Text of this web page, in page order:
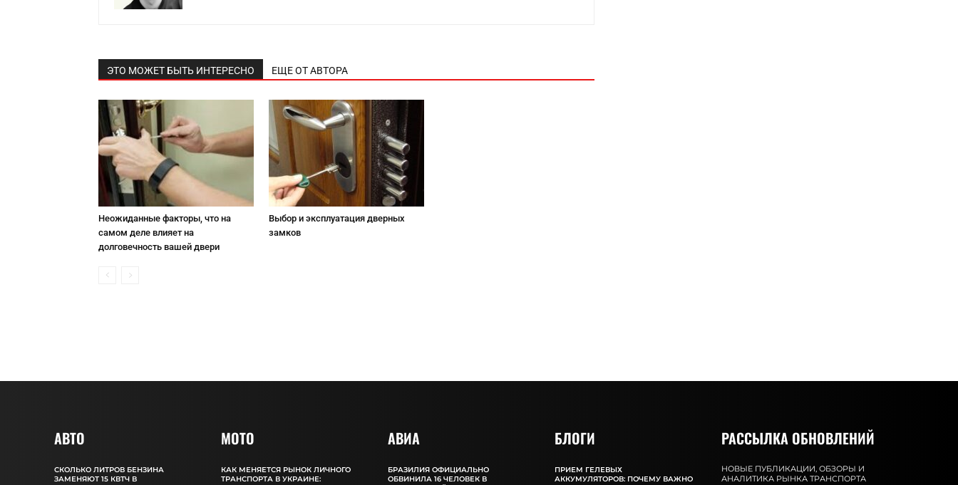
ЭТО МОЖЕТ БЫТЬ ИНТЕРЕСНО ЕЩЕ ОТ АВТОРА
Неожиданные факторы, что на
самом деле влияет на
долговечность вашей двери
Выбор и эксплуатация дверных
замков
АВТО
СКОЛЬКО ЛИТРОВ БЕНЗИНА
ЗАМЕНЯЮТ 15 КВТЧ В
MOTO
КАК МЕНЯЕТСЯ РЫНОК ЛИЧНОГО
ТРАНСПОРТА В УКРАИНЕ:
АВИА
БРАЗИЛИЯ ОФИЦИАЛЬНО
ОБВИНИЛА 16 ЧЕЛОВЕК В
БЛОГИ
ПРИЕМ ГЕЛЕВЫХ
АККУМУЛЯТОРОВ: ПОЧЕМУ ВАЖНО
РАССЫЛКА ОБНОВЛЕНИЙ
НОВЫЕ ПУБЛИКАЦИИ, ОБЗОРЫ И
АНАЛИТИКА РЫНКА ТРАНСПОРТА